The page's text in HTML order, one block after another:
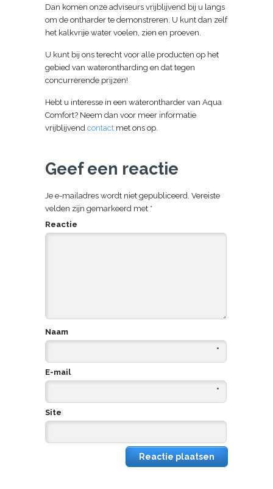
Dan komen onze adviseurs vrijblijvend bij u langs
om de ontharder te demonstreren. U kunt dan zelf
het kalkvrije water voelen, zien en proeven.
U kunt bij ons terecht voor alle producten op het
gebied van waterontharding en dat tegen
concurrerende prijzen!
Hebt u interesse in een waterontharder van Aqua
Comfort? Neem dan voor meer informatie
vrijblijvend contact met ons op.
Geef een reactie
Je e-mailadres wordt niet gepubliceerd. Vereiste
velden zijn gemarkeerd met *
Reactie
Naam
*
E-mail
*
Site